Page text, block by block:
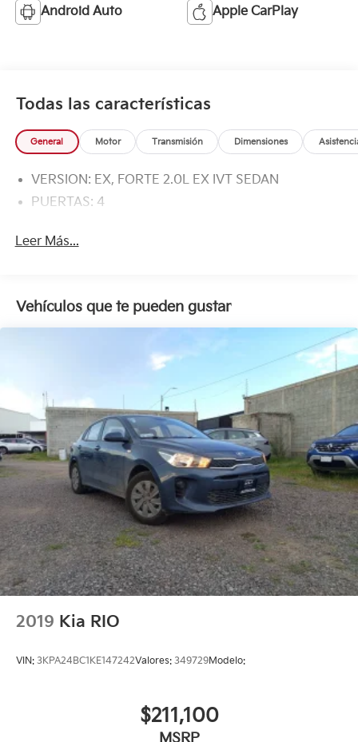
Android Auto Apple CarPlay
Todas las características
General Motor Transmisión Dimensiones
VERSION: EX, FORTE 2.0L EX IVT SEDAN
PUERTAS: 4
Leer Más...
Vehículos que te pueden gustar
2019 Kia RIO
VIN: 3KPA24BC1KE147242Valores: 349729Modelo:
$211,100
MSRP